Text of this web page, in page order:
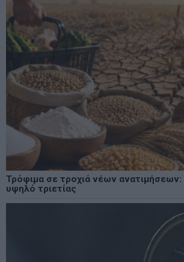
Τρόφιμα σε τροχιά νέων ανατιμήσεων:
υψηλό τριετίας